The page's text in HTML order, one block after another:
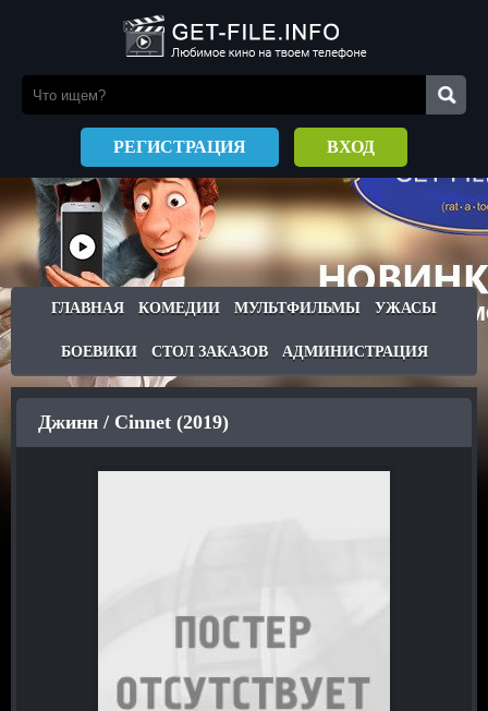
РЕГИСТРАЦИЯ ВХОД
ГЛАВНАЯ КОМЕДИИ МУЛЬТФИЛЬМЫ УЖАСЫ
БОЕВИКИ СТОЛ ЗАКАЗОВ АДМИНИСТРАЦИЯ
Джинн / Cinnet (2019)